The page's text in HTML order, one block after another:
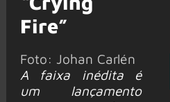
Fire”
Foto: Johan Carlén
A faixa inédita é
um lançamento